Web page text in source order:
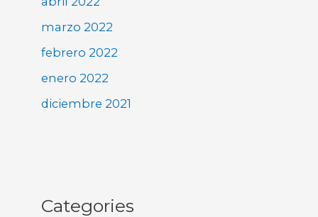
marzo 2022
febrero 2022
enero 2022
diciembre 2021
Categories